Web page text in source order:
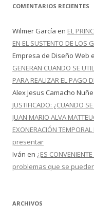
COMENTARIOS RECIENTES
Wilmer García en EL
EN EL SUSTENTO DE LOS
Empresa de Diseño Web
GENERAN CUANDO SE
PARA REALIZAR EL PAGO
Alex Jesus Camacho
JUSTIFICADO: ¿CUANDO
JUAN MARIO ALVA
EXONERACIÓN
presentar
Iván en ¿ES
problemas que se
ARCHIVOS